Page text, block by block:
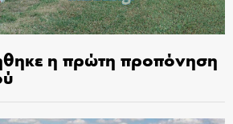
η πρώτη προπόνηση